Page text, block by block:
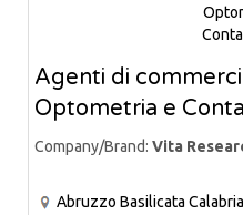
Agenti di
Optometria e
Company/Brand: Vita
Abruzzo Basilicata Calabria